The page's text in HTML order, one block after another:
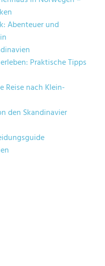
Abenteuer und
Praktische Tipps
Reise nach Klein-
den Skandinavier